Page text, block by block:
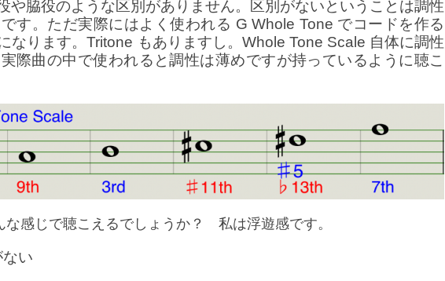
や脇役のような区別がありません。区別がないということは調性
す。ただ実際にはよく使われる G Whole Tone でコードを作る
なります。Tritone もありますし。Whole Tone Scale 自体に調性
際曲の中で使われると調性は薄めですが持っているように聴こ
な感じで聴こえるでしょうか？ 私は浮遊感です。
い